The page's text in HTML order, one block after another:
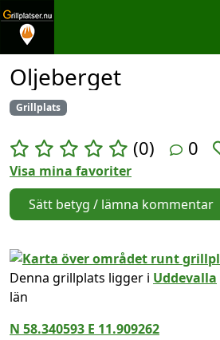
Oljeberget
Grillplats
(0) 0
Visa mina favoriter
Sätt betyg / lämna kommentar
Denna grillplats ligger i Uddevalla
län
N 58.340593 E 11.909262